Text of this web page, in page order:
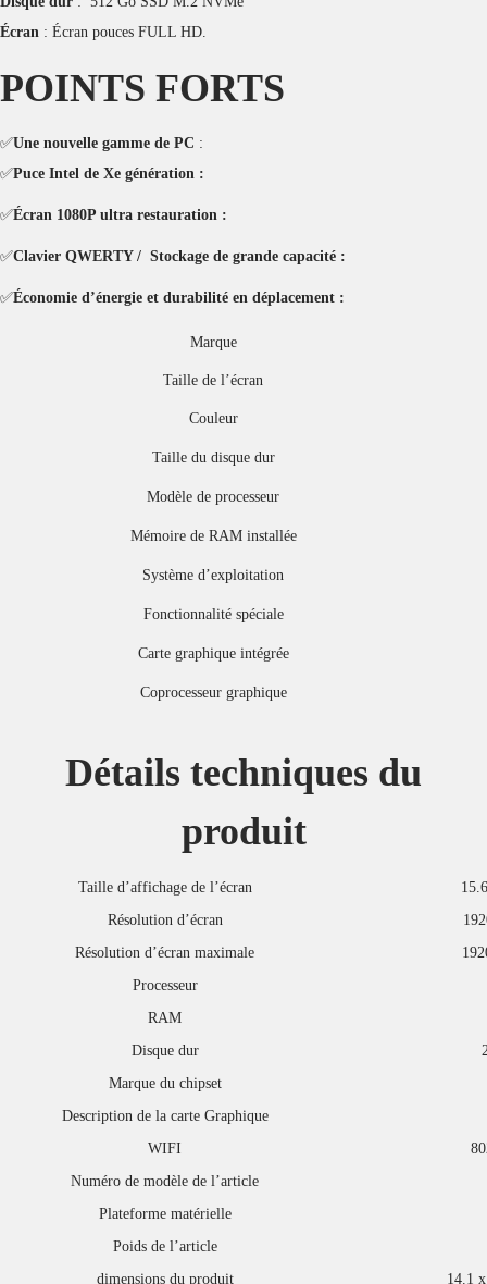
Écran : Écran pouces FULL HD.
POINTS FORTS
✅Une nouvelle gamme de PC :
✅Puce Intel de Xe génération :
✅Écran 1080P ultra restauration :
✅Clavier QWERTY / Stockage de grande capacité :
✅Économie d’énergie et durabilité en déplacement :
Marque
Taille de l’écran
Couleur
Taille du disque dur
Modèle de processeur
Mémoire de RAM installée
Système d’exploitation
Fonctionnalité spéciale
Carte graphique intégrée
Coprocesseur graphique
Détails techniques du
produit
Taille d’affichage de l’écran
Résolution d’écran
Résolution d’écran maximale
Processeur
RAM
Disque dur
Marque du chipset
Description de la carte Graphique
WIFI
Numéro de modèle de l’article
Plateforme matérielle
Poids de l’article
dimensions du produit
‎14.1